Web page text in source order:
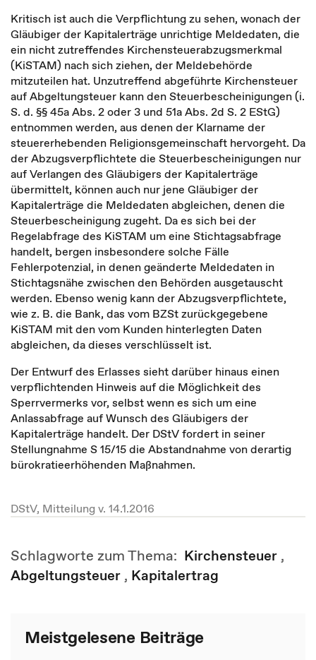
Kritisch ist auch die Verpflichtung zu sehen, wonach der
Gläubiger der Kapitalerträge unrichtige Meldedaten, die
ein nicht zutreffendes Kirchensteuerabzugsmerkmal
(KiSTAM) nach sich ziehen, der Meldebehörde
mitzuteilen hat. Unzutreffend abgeführte Kirchensteuer
auf Abgeltungsteuer kann den Steuerbescheinigungen (i.
S. d. §§ 45a Abs. 2 oder 3 und 51a Abs. 2d S. 2 EStG)
entnommen werden, aus denen der Klarname der
steuererhebenden Religionsgemeinschaft hervorgeht. Da
der Abzugsverpflichtete die Steuerbescheinigungen nur
auf Verlangen des Gläubigers der Kapitalerträge
übermittelt, können auch nur jene Gläubiger der
Kapitalerträge die Meldedaten abgleichen, denen die
Steuerbescheinigung zugeht. Da es sich bei der
Regelabfrage des KiSTAM um eine Stichtagsabfrage
handelt, bergen insbesondere solche Fälle
Fehlerpotenzial, in denen geänderte Meldedaten in
Stichtagsnähe zwischen den Behörden ausgetauscht
werden. Ebenso wenig kann der Abzugsverpflichtete,
wie z. B. die Bank, das vom BZSt zurückgegebene
KiSTAM mit den vom Kunden hinterlegten Daten
abgleichen, da dieses verschlüsselt ist.
Der Entwurf des Erlasses sieht darüber hinaus einen
verpflichtenden Hinweis auf die Möglichkeit des
Sperrvermerks vor, selbst wenn es sich um eine
Anlassabfrage auf Wunsch des Gläubigers der
Kapitalerträge handelt. Der DStV fordert in seiner
Stellungnahme S 15/15 die Abstandnahme von derartig
bürokratieerhöhenden Maßnahmen.
DStV, Mitteilung v. 14.1.2016
Schlagworte zum Thema: Kirchensteuer ,
Abgeltungsteuer , Kapitalertrag
Meistgelesene Beiträge